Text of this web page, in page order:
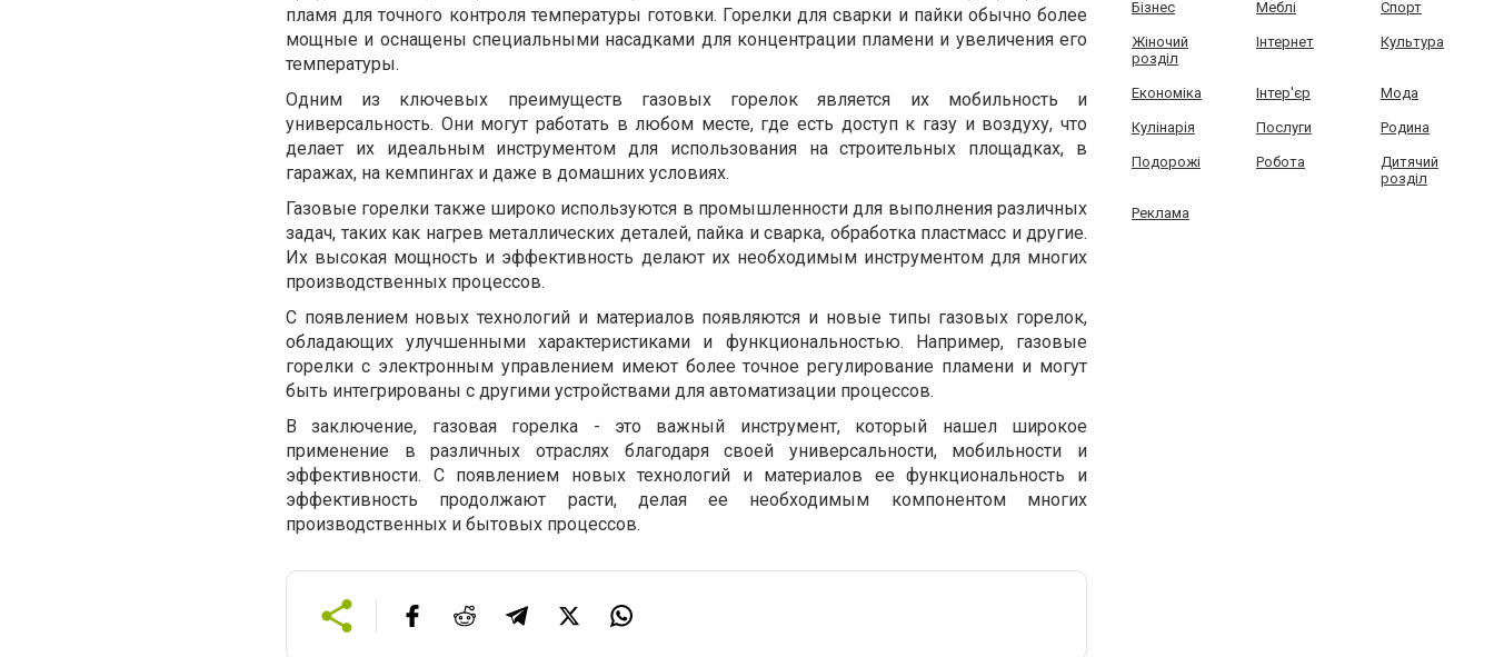
пламя для точного контроля температуры готовки. Горелки для сварки и пайки обычно более
мощные и оснащены специальными насадками для концентрации пламени и увеличения его
температуры.
Одним из ключевых преимуществ газовых горелок является их мобильность и
универсальность. Они могут работать в любом месте, где есть доступ к газу и воздуху, что
делает их идеальным инструментом для использования на строительных площадках, в
гаражах, на кемпингах и даже в домашних условиях.
Газовые горелки также широко используются в промышленности для выполнения различных
задач, таких как нагрев металлических деталей, пайка и сварка, обработка пластмасс и другие.
Их высокая мощность и эффективность делают их необходимым инструментом для многих
производственных процессов.
С появлением новых технологий и материалов появляются и новые типы газовых горелок,
обладающих улучшенными характеристиками и функциональностью. Например, газовые
горелки с электронным управлением имеют более точное регулирование пламени и могут
быть интегрированы с другими устройствами для автоматизации процессов.
В заключение, газовая горелка - это важный инструмент, который нашел широкое
применение в различных отраслях благодаря своей универсальности, мобильности и
эффективности. С появлением новых технологий и материалов ее функциональность и
эффективность продолжают расти, делая ее необходимым компонентом многих
производственных и бытовых процессов.
Бізнес Меблі Спорт
Жіночий
розділ
Інтернет Культура
Економіка Інтер'єр Мода
Кулінарія Послуги Родина
Подорожі Робота
Дитячий
розділ
Реклама